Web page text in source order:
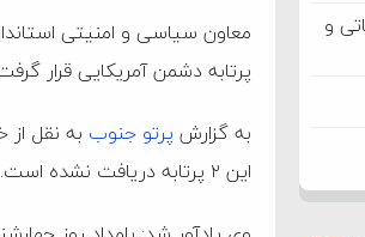
پرتابه دشمن آمریکایی قرار
به گزارش پرتو جنوب به نقل از
این ۲ پرتابه دریافت نشده است‌.
و